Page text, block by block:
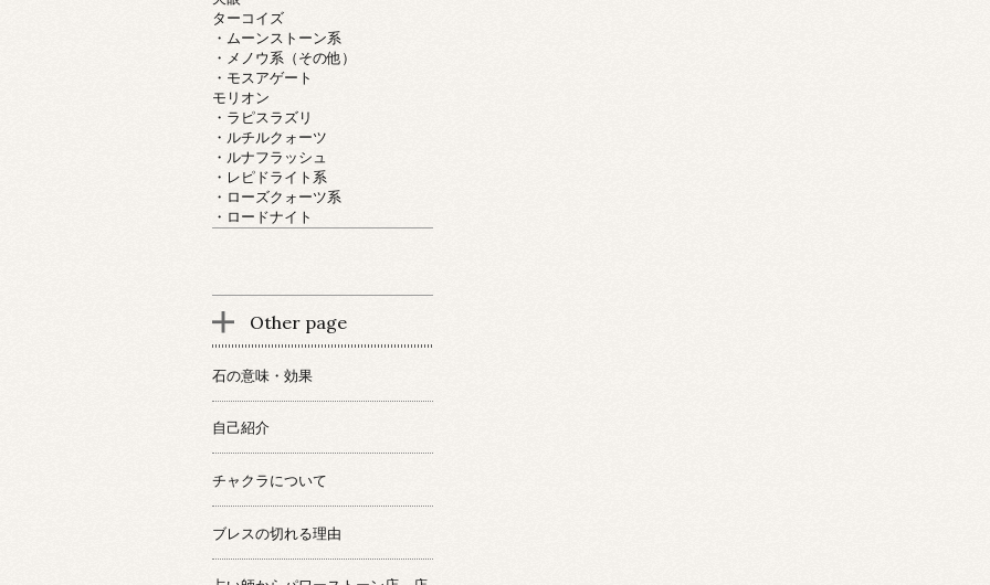
ターコイズ
・ムーンストーン系
・メノウ系（その他）
・モスアゲート
モリオン
・ラピスラズリ
・ルチルクォーツ
・ルナフラッシュ
・レピドライト系
・ローズクォーツ系
・ロードナイト
Other page
石の意味・効果
自己紹介
チャクラについて
ブレスの切れる理由